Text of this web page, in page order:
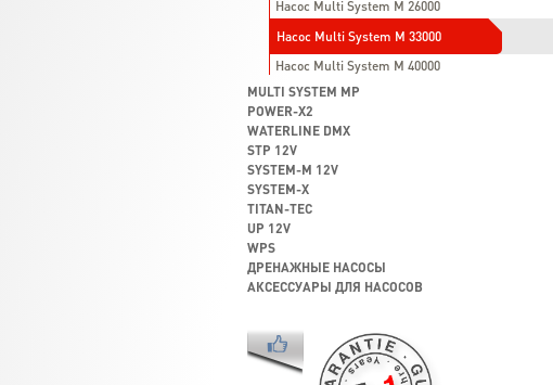
Насос Multi System M 26000
Насос Multi System M 33000
Насос Multi System M 40000
MULTI SYSTEM MP
POWER-X2
WATERLINE DMX
STP 12V
SYSTEM-M 12V
SYSTEM-X
TITAN-TEC
UP 12V
WPS
ДРЕНАЖНЫЕ НАСОСЫ
АКСЕССУАРЫ ДЛЯ НАСОСОВ